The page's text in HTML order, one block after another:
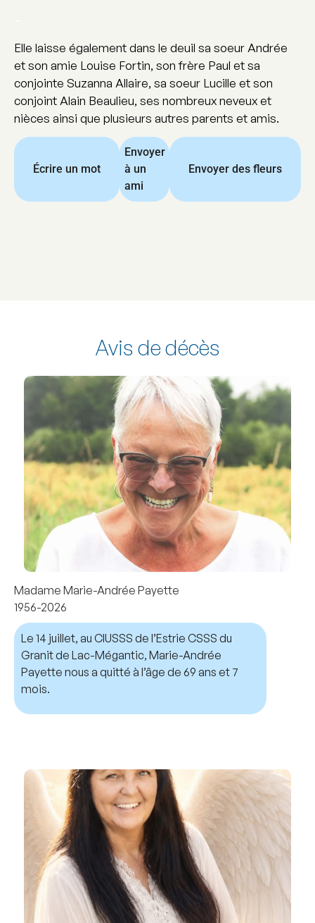
Elle laisse également dans le deuil sa soeur Andrée
et son amie Louise Fortin, son frère Paul et sa
conjointe Suzanna Allaire, sa soeur Lucille et son
conjoint Alain Beaulieu, ses nombreux neveux et
nièces ainsi que plusieurs autres parents et amis.
Écrire un mot
Envoyer
à un
ami
Envoyer des fleurs
Avis de décès
Madame Marie-Andrée Payette
1956-2026
Le 14 juillet, au CIUSSS de l’Estrie CSSS du
Granit de Lac-Mégantic, Marie-Andrée
Payette nous a quitté à l’âge de 69 ans et 7
mois.